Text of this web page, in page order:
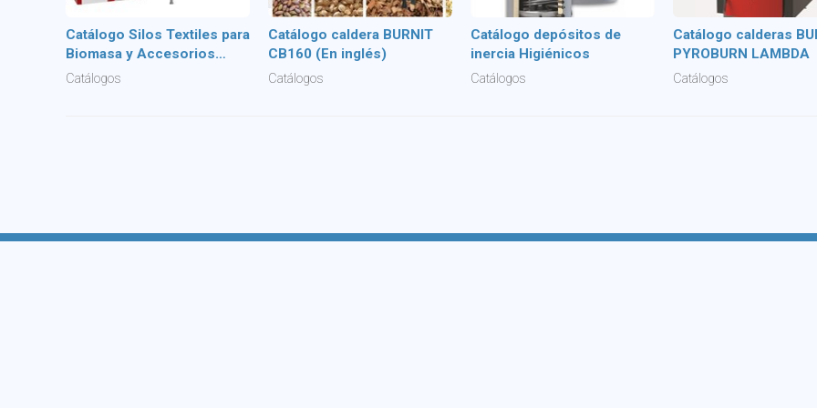
Catálogo Silos Textiles para
Biomasa y Accesorios
(2016)
Catálogos
Catálogo caldera BURNIT
CB160 (En inglés)
Catálogos
Catálogo depósitos de
inercia Higiénicos
Catálogos
Catálogo calderas
PYROBURN LAMBDA
Catálogos